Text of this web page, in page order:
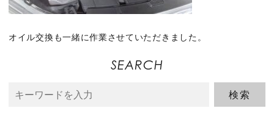
オイル交換も一緒に作業させていただきました。
SEARCH